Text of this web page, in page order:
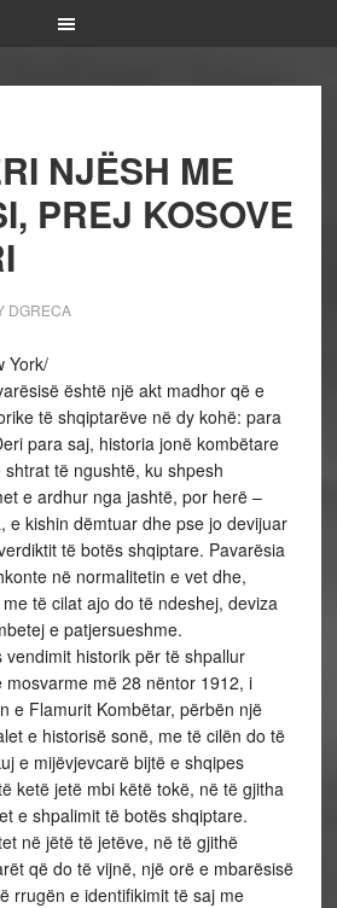
NJËSH ME
PREJ KOSOVE
DGRECA
York/
është një akt madhor që e
të shqiptarëve në dy kohë: para
para saj, historia jonë kombëtare
të ngushtë, ku shpesh
e ardhur nga jashtë, por herë –
e kishin dëmtuar dhe pse jo devijuar
të botës shqiptare. Pavarësia
në normalitetin e vet dhe,
të cilat ajo do të ndeshej, deviza
e patjersueshme.
vendimit historik për të shpallur
më 28 nëntor 1912, i
e Flamurit Kombëtar, përbën një
e historisë sonë, me të cilën do të
e mijëvjevcarë bijtë e shqipes
ketë jetë mbi këtë tokë, në të gjitha
e shpalimit të botës shqiptare.
në jëtë të jetëve, në të gjithë
që do të vijnë, një orë e mbarësisë
rrugën e identifikimit të saj me